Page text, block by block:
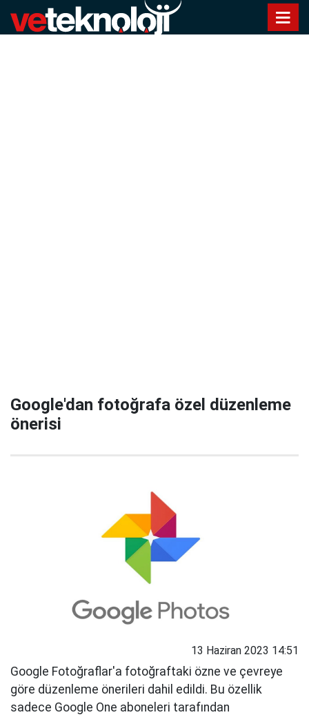
Google'dan fotoğrafa özel düzenleme
önerisi
13 Haziran 2023 14:51
Google Fotoğraflar'a fotoğraftaki özne ve çevreye
göre düzenleme önerileri dahil edildi. Bu özellik
sadece Google One aboneleri tarafından